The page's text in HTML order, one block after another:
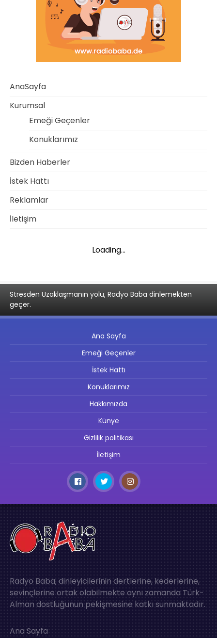
AnaSayfa
Kurumsal
Emeği Geçenler
Konuklarımız
Bizden Haberler
İstek Hattı
Reklamlar
İletişim
Loading...
Stresden Uzaklaşmanın yolu, Radyo Baba dinlemekten
geçer.
Ana Sayfa
Emeği Geçenler
İstek Hattı
Konuklarımız
Hakkımızda
Künye
Gizlilik politikası
İletişim
Radyo Baba; dinleyicilerinin dertlerine, kederlerine,
sevinçlerine ortak olabilmekte aynı zamanda Türk-
Alman dostluğunun pekişmesine katkı sunmaktadır.
Ana Sayfa